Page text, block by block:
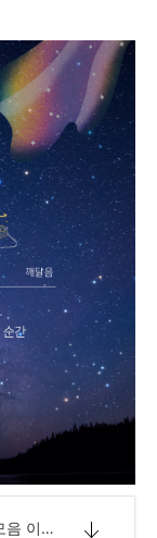
6 짧고 좋은 글귀 카톡 명언 문구 모음 이미지.png